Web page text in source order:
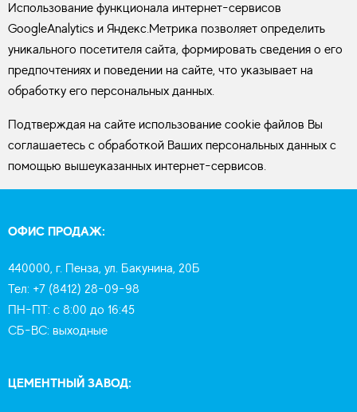
Использование функционала интернет-сервисов
GoogleAnalytics и Яндекс.Метрика позволяет определить
уникального посетителя сайта, формировать сведения о его
предпочтениях и поведении на сайте, что указывает на
обработку его персональных данных.
Подтверждая на сайте использование cookie файлов Вы
соглашаетесь с обработкой Ваших персональных данных с
помощью вышеуказанных интернет-сервисов.
ОФИС ПРОДАЖ:
440000, г. Пенза, ул. Бакунина, 20Б
Тел: +7 (8412) 28-09-98
ПН-ПТ: с 8:00 до 16:45
СБ-ВС: выходные
ЦЕМЕНТНЫЙ ЗАВОД: